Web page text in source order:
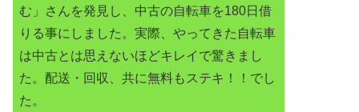
む」さんを発見し、中古の自転車を180日借
りる事にしました。実際、やってきた自転車
は中古とは思えないほどキレイで驚きまし
た。配送・回収、共に無料もステキ！！でし
た。